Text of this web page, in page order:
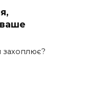
захоплює?